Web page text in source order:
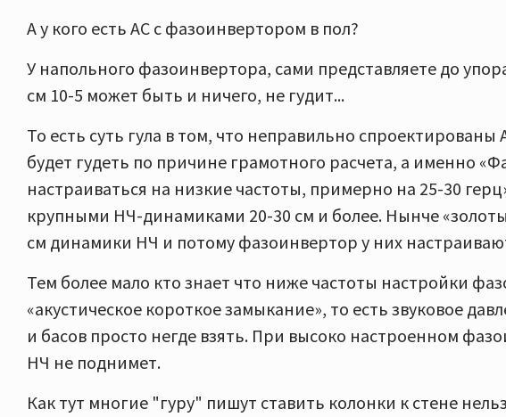
А у кого есть АС с фазоинвертором в пол?
У напольного фазоинвертора, сами представляете до
см 10-5 может быть и ничего, не гудит...
То есть суть гула в том, что неправильно спроектированы
будет гудеть по причине грамотного расчета, а именно
настраиваться на низкие частоты, примерно на 25-30
крупными НЧ-динамиками 20-30 см и более. Нынче
см динамики НЧ и потому фазоинвертор у них
Тем более мало кто знает что ниже частоты настройки
«акустическое короткое замыкание», то есть звуковое
и басов просто негде взять. При высоко настроенном
НЧ не поднимет.
Как тут многие "гуру" пишут ставить колонки к стене